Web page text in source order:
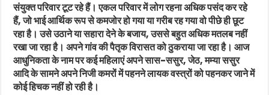
संयुक्त परिवार टूट रहे हैं। एकल परिवार में लोग रहना अधिक पसंद कर रहे
हैं, जो भाई आर्थिक रूप से कमजोर हो गया या गरीब रह गया वो पीछे ही छूट
रहा है। उसे उठाने या सहारा देने के बजाय, उससे बहुत अधिक मतलब नहीं
रखा जा रहा है। अपने गांव की पैतृक विरासत को ठुकराया जा रहा है। आज
आधुनिकता के नाम पर कई महिलाएं अपने सास-ससुर, जेठ, मम्या ससुर
आदि के सामने अपने निजी कमरों में पहनने लायक वस्त्रों को पहनकर जाने में
कोई हिचक नहीं हो रही है।